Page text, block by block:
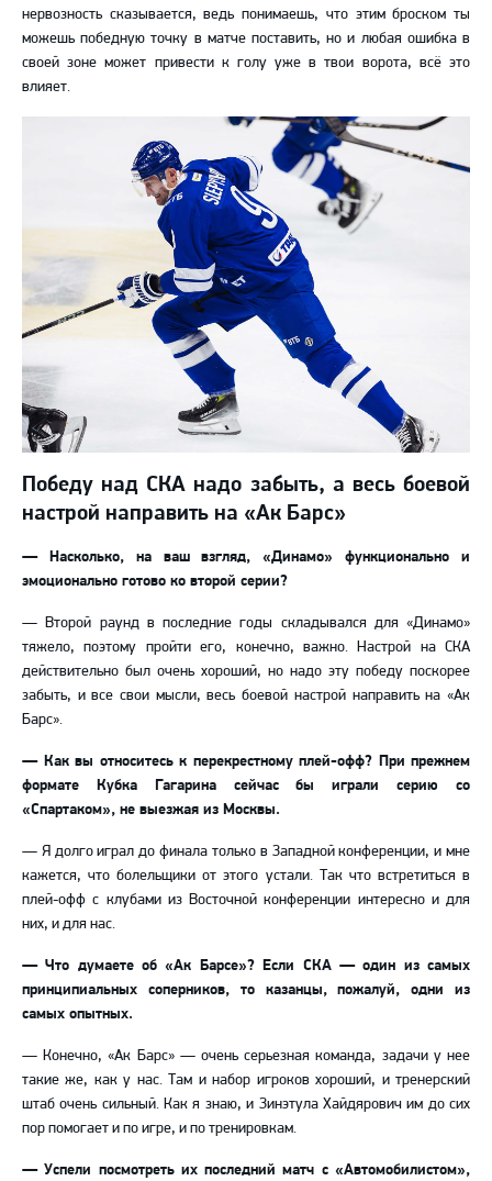
нервозность сказывается, ведь понимаешь, что этим броском ты
можешь победную точку в матче поставить, но и любая ошибка в
своей зоне может привести к голу уже в твои ворота, всё это
влияет.
Победу над СКА надо забыть, а весь боевой
настрой направить на «Ак Барс»
—Насколько, на ваш взгляд, «Динамо» функционально и
эмоционально готово ко второй серии?
— Второй раунд в последние годы складывался для «Динамо»
тяжело, поэтому пройти его, конечно, важно. Настрой на СКА
действительно был очень хороший, но надо эту победу поскорее
забыть, и все свои мысли, весь боевой настрой направить на «Ак
Барс».
—Как вы относитесь к перекрестному плей-офф? При прежнем
формате Кубка Гагарина сейчас бы играли серию со
«Спартаком», не выезжая из Москвы.
— Я долго играл до финала только в Западной конференции, и мне
кажется, что болельщики от этого устали. Так что встретиться в
плей-офф с клубами из Восточной конференции интересно и для
них, и для нас.
—Что думаете об «Ак Барсе»? Если СКА —один из самых
принципиальных соперников, то казанцы, пожалуй, одни из
самых опытных.
— Конечно, «Ак Барс» —очень серьезная команда, задачи у нее
такие же, как у нас. Там и набор игроков хороший, и тренерский
штаб очень сильный. Как я знаю, и Зинэтула Хайдярович им до сих
пор помогает и по игре, и по тренировкам.
—Успели посмотреть их последний матч с «Автомобилистом»,